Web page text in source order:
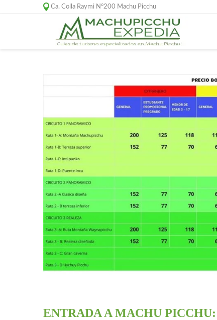
Ca. Colla Raymi N°200 Machu Picchu
ENTRADA A MACHU